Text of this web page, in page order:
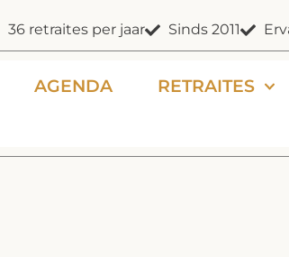
36 retraites per jaar Sinds 2011
AGENDA RETRAITES